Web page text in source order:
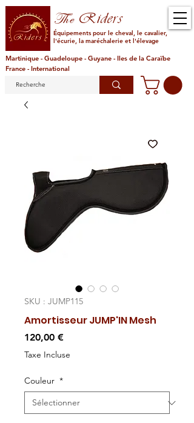
TheRiders
Équipements pour le cheval, le cavalier,
l'écurie, la maréchalerie et l'élevage
Martinique - Guadeloupe - Guyane - Iles de la Caraïbe
France - International
SKU : JUMP115
Amortisseur JUMP'IN Mesh
120,00 €Prix
Taxe Incluse
Couleur *